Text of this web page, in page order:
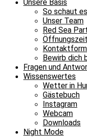
Unsere Basis
So schaut
Unser Team
Red Sea
Bewirb dich
Fragen und
Wissenswertes
Wetter in
Gästebuch
Instagram
Webcam
Downloads
Night Mode